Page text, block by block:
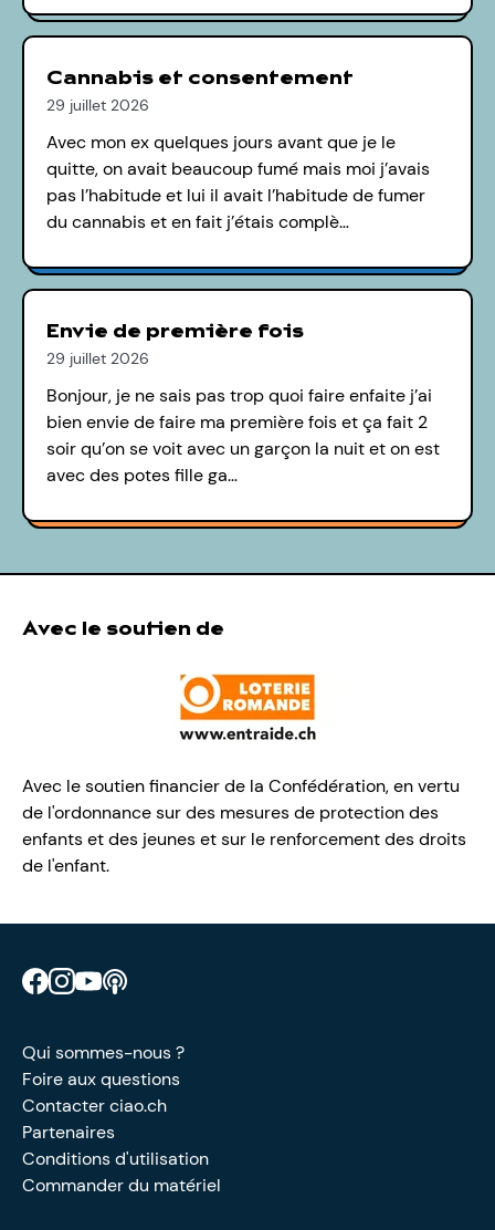
Cannabis et consentement
29 juillet 2026
Avec mon ex quelques jours avant que je le
quitte, on avait beaucoup fumé mais moi j’avais
pas l’habitude et lui il avait l’habitude de fumer
du cannabis et en fait j’étais complè…
Envie de première fois
29 juillet 2026
Bonjour, je ne sais pas trop quoi faire enfaite j’ai
bien envie de faire ma première fois et ça fait 2
soir qu’on se voit avec un garçon la nuit et on est
avec des potes fille ga…
Avec le soutien de
Avec le soutien financier de la Confédération, en vertu
de l'ordonnance sur des mesures de protection des
enfants et des jeunes et sur le renforcement des droits
de l'enfant.
Retrouve CIAO sur Facebook
Retrouve CIAO sur Instagram
Retrouve CIAO sur YouTube
Qui sommes-nous ?
Foire aux questions
Contacter ciao.ch
Partenaires
Conditions d'utilisation
Commander du matériel